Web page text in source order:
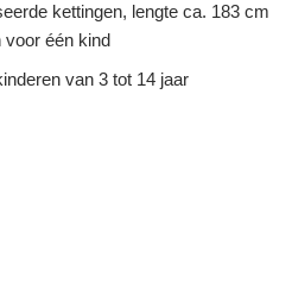
kettingen, lengte ca. 183 cm
één kind
van 3 tot 14 jaar